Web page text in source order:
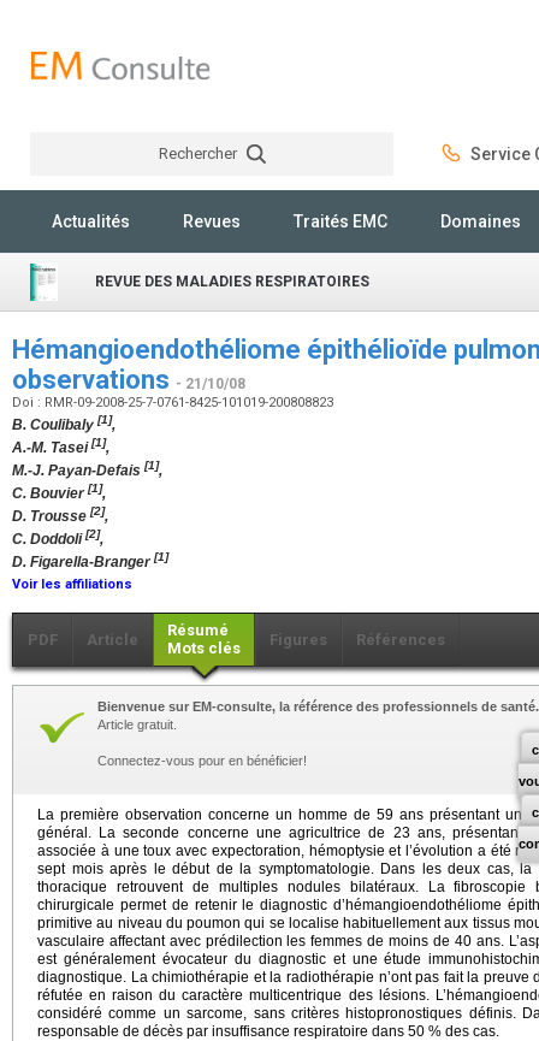
Rechercher Service
Actualités Revues Traités EMC Domaines
REVUE DES MALADIES RESPIRATOIRES
Hémangioendothéliome épithélioïde
observations - 21/10/08
Doi : RMR-09-2008-25-7-0761-8425-101019-200808823
B. Coulibaly [1],
A.-M. Tasei[1],
M.-J. Payan-Defais [1],
C. Bouvier[1],
D. Trousse [2],
C. Doddoli[2],
D. Figarella-Branger[1]
Voir les affiliations
PDF Article
Résumé
Mots clés
Figures Références
Bienvenue sur EM-consulte, la référence des professionnels de santé.
Article gratuit.
Connectez-vous pour en bénéficier!
La première observation concerne un homme de 59 ans présentant une
général. La seconde concerne une agricultrice de 23 ans, présentant
associée à une toux avec expectoration, hémoptysie et l’évolution a été
sept mois après le début de la symptomatologie. Dans les deux cas,
thoracique retrouvent de multiples nodules bilatéraux. La
chirurgicale permet de retenir le diagnostic d’hémangioendothéliome
primitive au niveau du poumon qui se localise habituellement aux tissus
vasculaire affectant avec prédilection les femmes de moins de 40 ans.
est généralement évocateur du diagnostic et une étude
diagnostique. La chimiothérapie et la radiothérapie n’ont pas fait la preuve
réfutée en raison du caractère multicentrique des lésions.
considéré comme un sarcome, sans critères histopronostiques définis.
responsable de décès par insuffisance respiratoire dans 50 % des cas.